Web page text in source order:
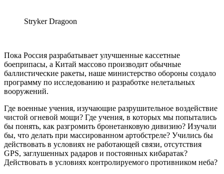
Stryker Dragoon
Пока Россия разрабатывает улучшенные кассетные
боеприпасы, а Китай массово производит обычные
баллистические ракеты, наше министерство обороны создало
программу по исследованию и разработке нелетальных
вооружений.
Где военные учения, изучающие разрушительное воздействие
чистой огневой мощи? Где учения, в которых мы попытались
бы понять, как разгромить бронетанковую дивизию? Изучали
бы, что делать при массированном артобстреле? Учились бы
действовать в условиях не работающей связи, отсутствия
GPS, заглушенных радаров и постоянных кибаратак?
Действовать в условиях контролируемого противником неба?